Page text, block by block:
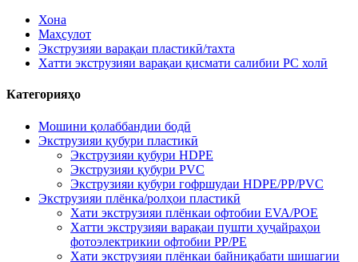
Хона
Маҳсулот
Экструзияи варақаи пластикӣ/тахта
Хатти экструзияи варақаи қисмати салибии PC холӣ
Категорияҳо
Мошини қолаббандии бодӣ
Экструзияи қубури пластикӣ
Экструзияи қубури HDPE
Экструзияи қубури PVC
Экструзияи қубури гофршудаи HDPE/PP/PVC
Экструзияи плёнка/ролҳои пластикӣ
Хати экструзияи плёнкаи офтобии EVA/POE
Хатти экструзияи варақаи пушти ҳуҷайраҳои
фотоэлектрикии офтобии PP/PE
Хати экструзияи плёнкаи байниқабати шишагии